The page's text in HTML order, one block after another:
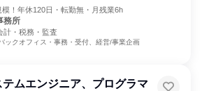
！年休120日・転勤無・月残業6h
務所
計・税務・監査
ックオフィス・事務・受付、経営/事業企画
テムエンジニア、プログラマ